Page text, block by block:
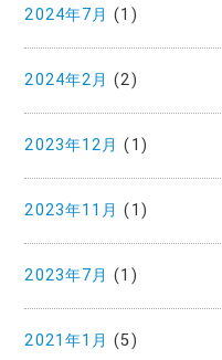
2024年7月 (1)
2024年2月 (2)
2023年12月 (1)
2023年11月 (1)
2023年7月 (1)
2021年1月 (5)